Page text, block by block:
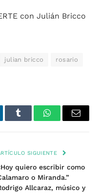
con Julián Bricco
julian bricco rosario
Tumblr WhatsAppEmail
SIGUIENTE
quiero escribir como
o Miranda.”
Allcaraz, músico y